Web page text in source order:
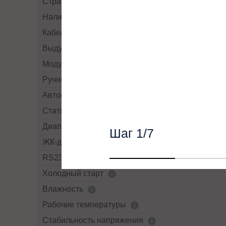
Наличие рубильников/автоматов
Кабельный ввод
Выдув воздуха
Модульный
Ручной By-pass
Автоматический By-pass
Статический By-pass
Диапазон напряжений байпасса
ЖК-дисплей
RS232
Холодный старт
Влажность
Рабочие температуры
Cтабильность напряжения
Шаг 1/7